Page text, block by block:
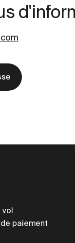
vol
paiement